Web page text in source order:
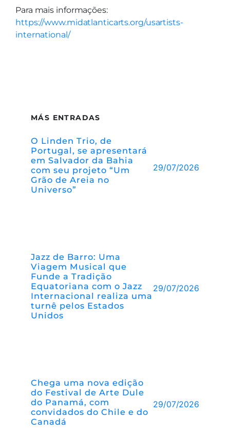
Para mais informações:
https://www.midatlanticarts.org/usartists-
international/
MÁS ENTRADAS
O Linden Trio, de
Portugal, se apresentará
em Salvador da Bahia
com seu projeto “Um
Grão de Areia no
Universo”
29/07/2026
Jazz de Barro: Uma
Viagem Musical que
Funde a Tradição
Equatoriana com o Jazz
Internacional realiza uma
turnê pelos Estados
Unidos
29/07/2026
Chega uma nova edição
do Festival de Arte Dule
do Panamá, com
convidados do Chile e do
Canadá
29/07/2026